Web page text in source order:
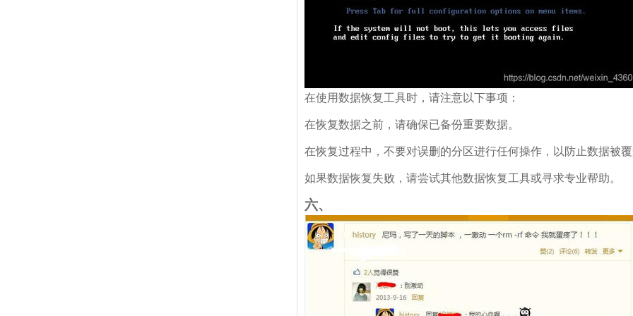
在使用数据恢复工具时，请注意以下事项：
在恢复数据之前，请确保已备份重要数据。
在恢复过程中，不要对误删的分区进行任何操作，以防止数据被
如果数据恢复失败，请尝试其他数据恢复工具或寻求专业帮助。
六、